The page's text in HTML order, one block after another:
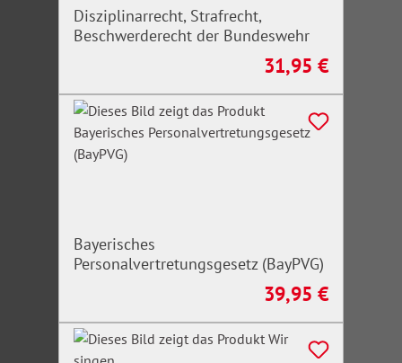
Disziplinarrecht, Strafrecht,
Beschwerderecht der Bundeswehr
Regulärer Preis:
31,95 €
Bayerisches
Personalvertretungsgesetz (BayPVG)
Regulärer Preis:
39,95 €